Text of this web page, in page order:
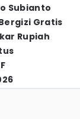
Subianto
Gratis
Rupiah